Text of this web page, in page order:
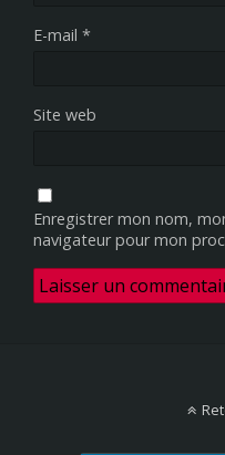
E-mail *
Site web
Enregistrer mon nom,
navigateur pour mon